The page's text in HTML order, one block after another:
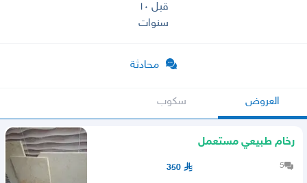
قبل ١٠
سنوات
محادثة
العروض سكوب
رخام طبيعي مستعمل
5
350